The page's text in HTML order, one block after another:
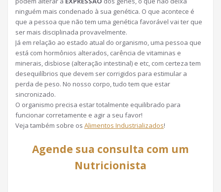
ninguém mais condenado à sua genética. O que acontece é
que a pessoa que não tem uma genética favorável vai ter que
ser mais disciplinada provavelmente.
Já em relação ao estado atual do organismo, uma pessoa que
está com hormônios alterados, carência de vitaminas e
minerais, disbiose (alteração intestinal) e etc, com certeza tem
desequilíbrios que devem ser corrigidos para estimular a
perda de peso. No nosso corpo, tudo tem que estar
sincronizado.
O organismo precisa estar totalmente equilibrado para
funcionar corretamente e agir a seu favor!
Veja também sobre os Alimentos Industrializados!
Agende sua consulta com um
Nutricionista